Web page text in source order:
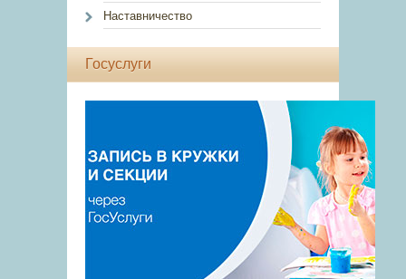
Наставничество
Госуслуги